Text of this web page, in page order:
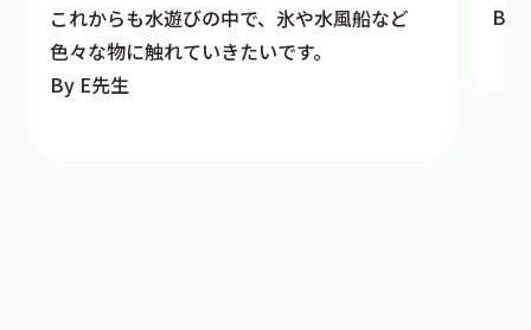
これからも水遊びの中で、氷や水風船など
色々な物に触れていきたいです。
By E先生
By